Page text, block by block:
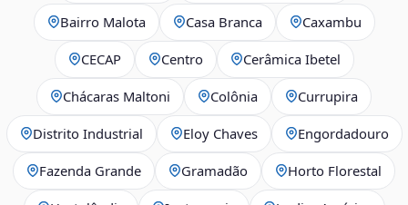
Bairro Malota Casa Branca Caxambu
CECAP Centro Cerâmica Ibetel
Chácaras Maltoni Colônia Currupira
Distrito Industrial Eloy Chaves Engordadouro
Fazenda Grande Gramadão Horto Florestal